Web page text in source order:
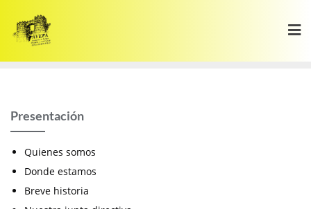
contenido
Presentación
Quienes somos
Donde estamos
Breve historia